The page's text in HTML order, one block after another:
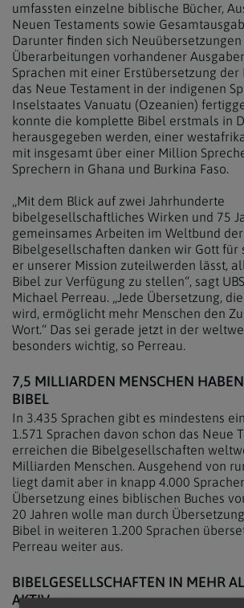
umfassten einzelne biblische Bücher,
Neuen Testaments sowie
Darunter finden sich Neuübersetzungen
Überarbeitungen vorhandener
Sprachen mit einer Erstübersetzung der
das Neue Testament in der indigenen
Inselstaates Vanuatu (Ozeanien)
konnte die komplette Bibel erstmals in
herausgegeben werden, einer
mit insgesamt über einer Million
Sprechern in Ghana und Burkina Faso.
„Mit dem Blick auf zwei Jahrhunderte
bibelgesellschaftliches Wirken und 75
gemeinsames Arbeiten im Weltbund der
Bibelgesellschaften danken wir Gott für
er unserer Mission zuteilwerden lässt,
Bibel zur Verfügung zu stellen“, sagt
Michael Perreau. „Jede Übersetzung,
wird, ermöglicht mehr Menschen den
Wort.“ Das sei gerade jetzt in der
besonders wichtig, so Perreau.
7,5 MILLIARDEN MENSCHEN
BIBEL
In 3.435 Sprachen gibt es mindestens
1.571 Sprachen davon schon das Neue
erreichen die Bibelgesellschaften
Milliarden Menschen. Ausgehend von
liegt damit aber in knapp 4.000
Übersetzung eines biblischen Buches
20 Jahren wolle man durch
Bibel in weiteren 1.200 Sprachen
Perreau weiter aus.
BIBELGESELLSCHAFTEN IN MEHR
AKTIV